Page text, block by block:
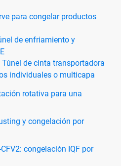
para congelar productos
de enfriamiento y
Túnel de cinta transportadora
individuales o multicapa
rotativa para una
y congelación por
CFV2: congelación IQF por